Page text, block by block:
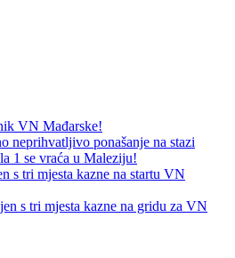
VN Mađarske!
neprihvatljivo ponašanje na stazi
1 se vraća u Maleziju!
s tri mjesta kazne na startu VN
s tri mjesta kazne na gridu za VN